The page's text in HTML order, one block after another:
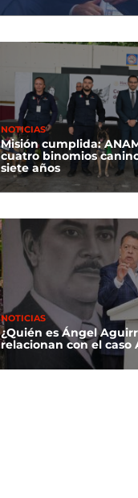
NOTICIAS
Misión cumplida:
cuatro binomios
siete años
NOTICIAS
¿Quién es Ángel
relacionan con el caso